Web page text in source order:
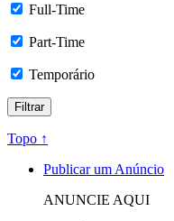
Full-Time
Part-Time
Temporário
Topo ↑
Publicar um Anúncio
ANUNCIE AQUI